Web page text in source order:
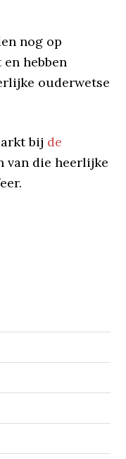
nog op
hebben
ouderwetse
bij de
van die heerlijke